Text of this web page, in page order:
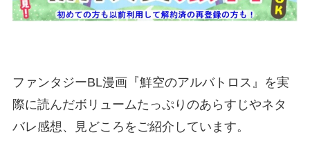
ファンタジーBL漫画『鮮空のアルバトロス』を実
際に読んだボリュームたっぷりのあらすじやネタ
バレ感想、見どころをご紹介しています。